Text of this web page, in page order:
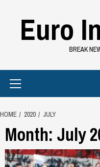
contentEuroBREAK
HOME 2020 JULY
Month: July